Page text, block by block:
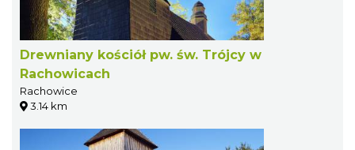
Drewniany kościół pw. św. Trójcy w
Rachowicach
Rachowice
3.14 km